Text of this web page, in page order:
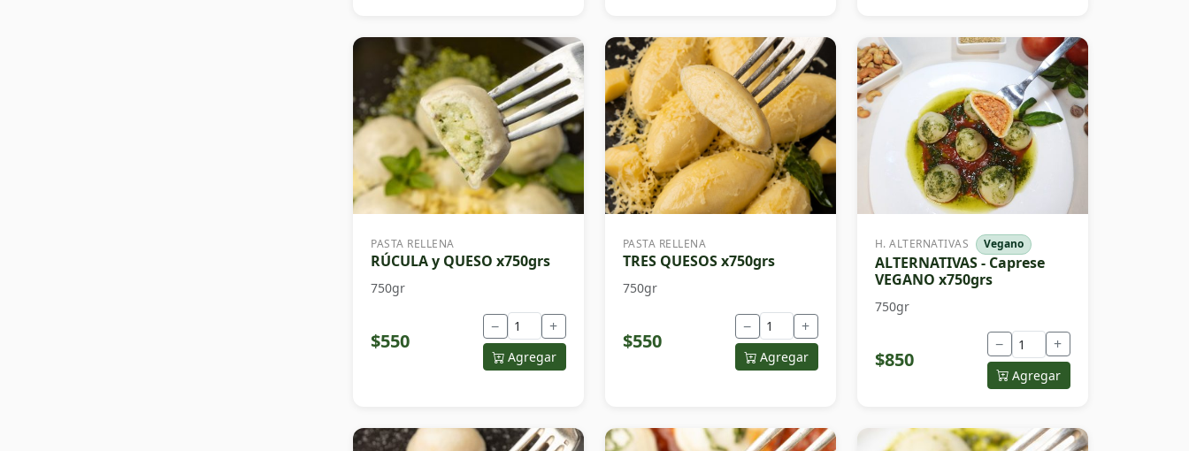
PASTA RELLENA
RÚCULA y QUESO x750grs
750gr
$550
− +
Agregar
PASTA RELLENA
TRES QUESOS x750grs
750gr
$550
− +
Agregar
H. ALTERNATIVAS Vegano
ALTERNATIVAS - Caprese
VEGANO x750grs
750gr
$850
− +
Agregar